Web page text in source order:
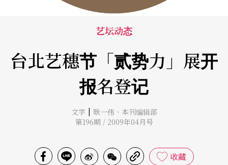
艺坛动态
台北艺穗节「贰势力」展开
报名登记
文字 | 耿一伟 、 本刊编辑部
第196期 / 2009年04月号
收藏